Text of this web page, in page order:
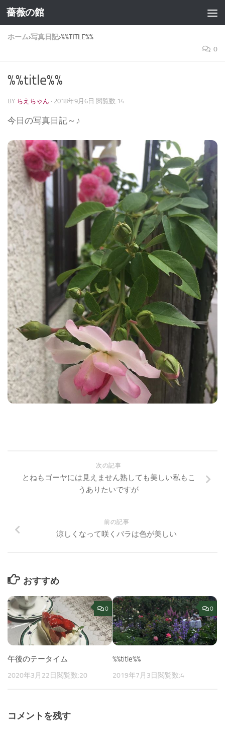
コンテンツへスキップ
薔薇の館
ホーム›写真日記›%%TITLE%%
0
%%title%%
BY ちえちゃん · 2018年9月6日 閲覧数:14
今日の写真日記～♪
次の記事
とねもゴーヤには見えません熟しても美しい私もこ
うありたいですが
前の記事
涼しくなって咲くバラは色が美しい
おすすめ
0
午後のテータイム
2020年3月22日 閲覧数:20
0
%%title%%
2019年7月3日 閲覧数:4
コメントを残す